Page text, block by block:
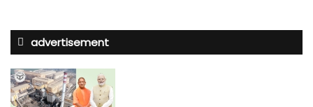
advertisement